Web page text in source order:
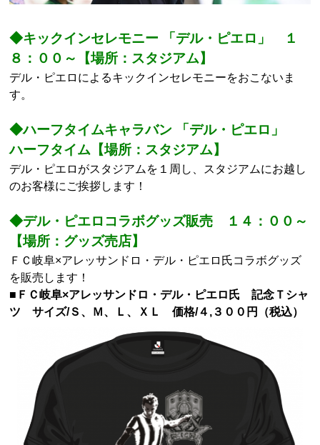
◆キックインセレモニー 「デル・ピエロ」 １
８：００～【場所：スタジアム】
デル・ピエロによるキックインセレモニーをおこないま
す。
◆ハーフタイムキャラバン 「デル・ピエロ」
ハーフタイム【場所：スタジアム】
デル・ピエロがスタジアムを１周し、スタジアムにお越し
のお客様にご挨拶します！
◆デル・ピエロコラボグッズ販売 １４：００～
【場所：グッズ売店】
ＦＣ岐阜×アレッサンドロ・デル・ピエロ氏コラボグッズ
を販売します！
■ＦＣ岐阜×アレッサンドロ・デル・ピエロ氏 記念Ｔシャ
ツ サイズ/Ｓ、Ｍ、Ｌ、ＸＬ 価格/４,３００円（税込）